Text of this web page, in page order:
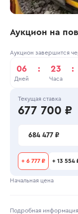
Аукцион на
Аукцион завершится
06
Дней
: 23
Часа
:
Текущая ставка
677 700 ₽
684 477 ₽
+ 6 777 ₽ + 13 554
Начальная цена
Подробная